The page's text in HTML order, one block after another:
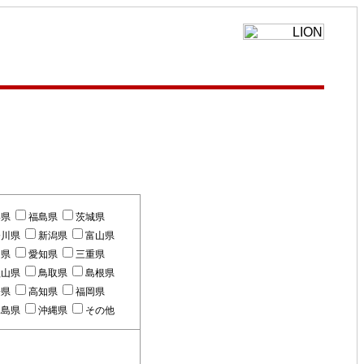
福島県
茨城県
県
新潟県
富山県
愛知県
三重県
県
鳥取県
島根県
高知県
福岡県
県
沖縄県 その他